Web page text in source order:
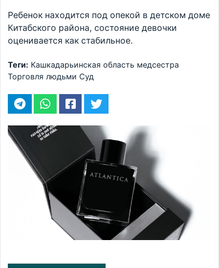
Ребенок находится под опекой в детском доме
Китабского района, состояние девочки
оценивается как стабильное.
Теги: Кашкадарьинская область медсестра
Торговля людьми Суд